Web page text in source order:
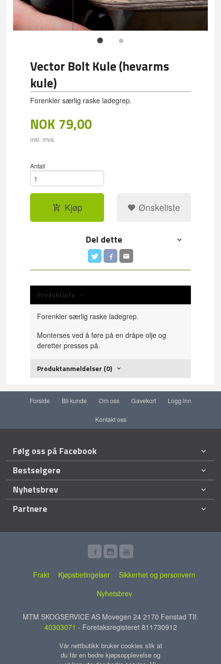
Vector Bolt Kule (hevarms
kule)
Forenkler særlig raske ladegrep.
NOK 79,00
inkl. mva.
Antall
Kjøp Ønskeliste
Del dette
Produktinfo
Forenkler særlig raske ladegrep.
Monterses ved å føre på en dråpe olje og
deretter presses på.
Produktanmeldelser (0)
Forside Bli kunde Om oss Gavekort Logg inn
Kontakt oss
Følg oss på Facebook
Bestselgere
Nyhetsbrev
Partnere
Frakt Kjøpsbetingelser
Sikkerhet og personvern
Nyhetsbrev
MTM SKOGSERVICE AS Movegen 24 2170 Fenstad Tlf.
40303071 - Foretaksregisteret 811730912
Vår nettbutikk bruker cookies slik at
du får en bedre kjøpsopplevelse og